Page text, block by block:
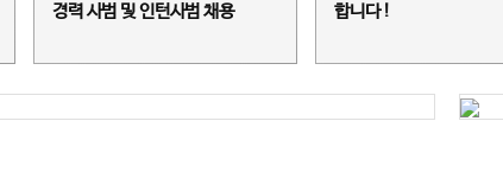
경력 사범 및 인턴사범 채용
합니다 !